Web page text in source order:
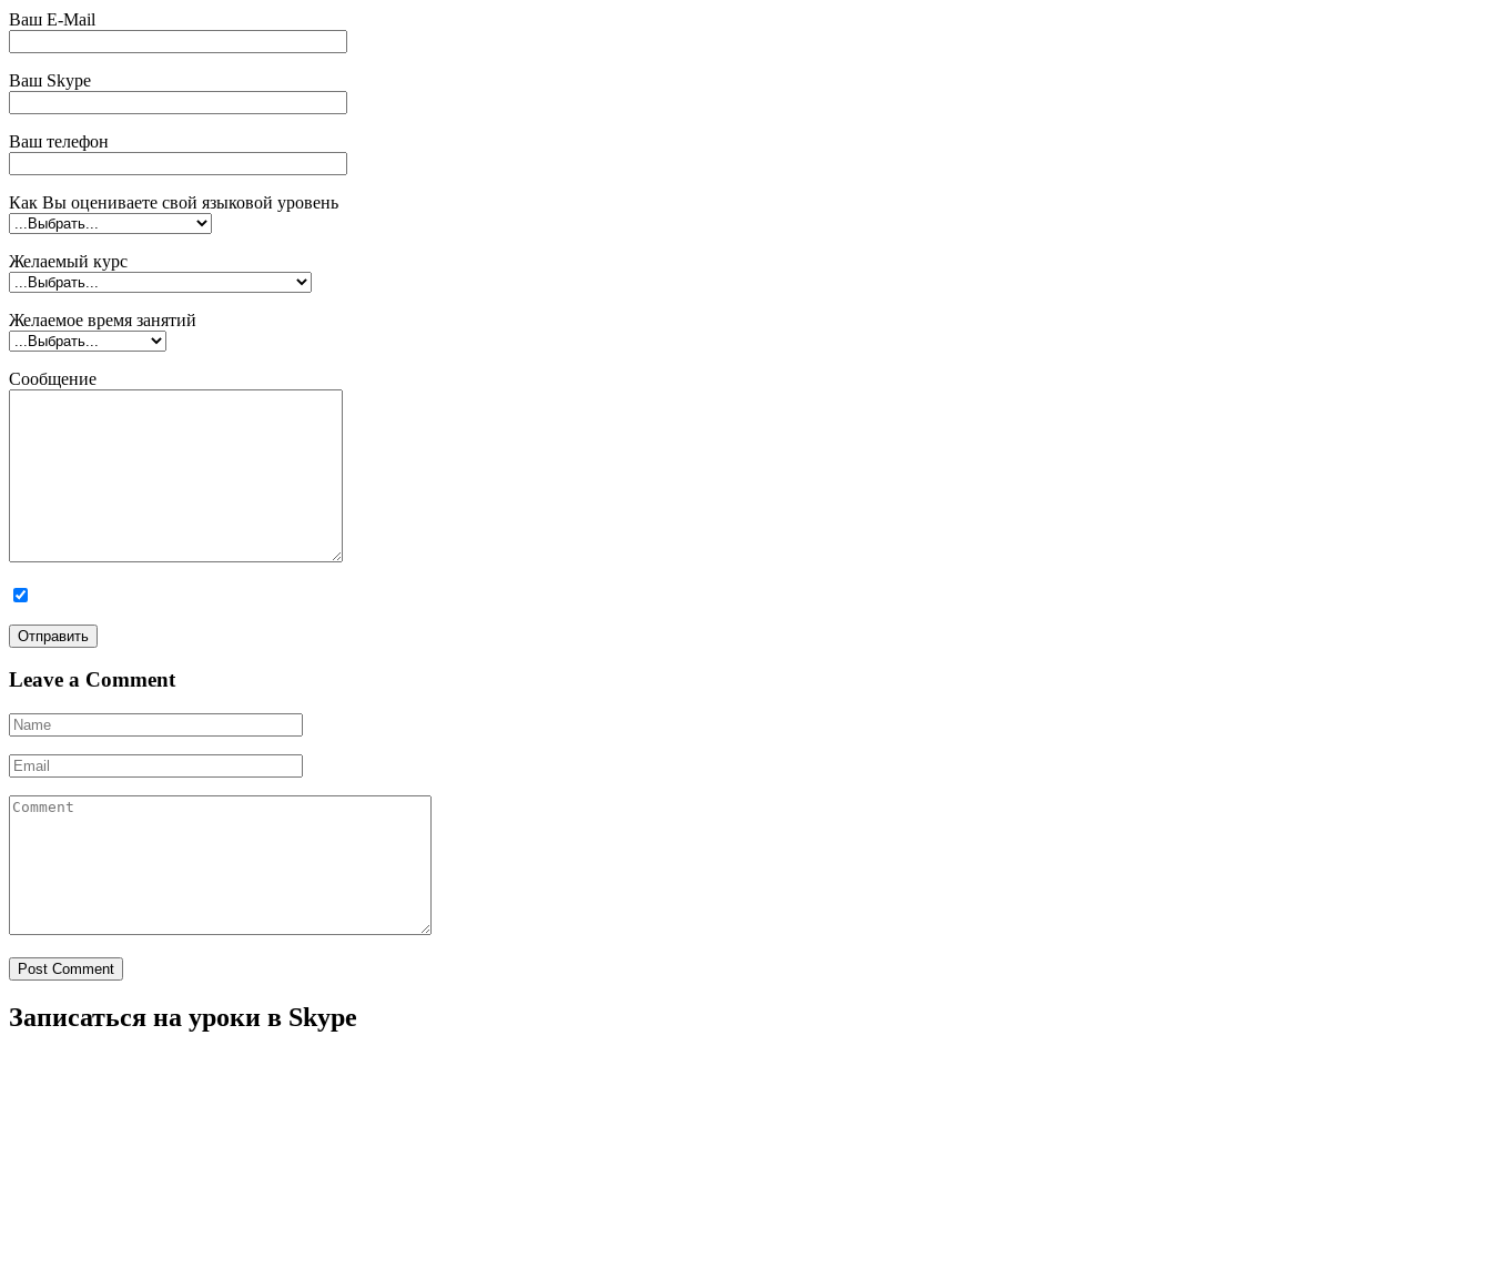
Ваш E-Mail
Ваш Skype
Ваш телефон
Как Вы оцениваете свой языковой уровень
Желаемый курс
Желаемое время занятий
Сообщение
Leave a Comment
Post Comment
Записаться на уроки в Skype